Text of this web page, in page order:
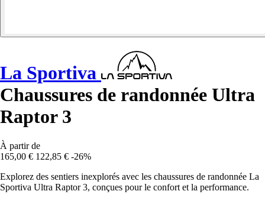
La Sportiva
Chaussures de randonnée Ultra
Raptor 3
À partir de
165,00 € 122,85 € -26%
Explorez des sentiers inexplorés avec les chaussures de randonnée La
Sportiva Ultra Raptor 3, conçues pour le confort et la performance.